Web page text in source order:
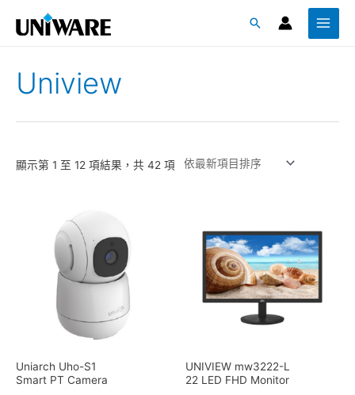
搜
Main
Menu
Uniview
顯示第 1 至 12 項結果，共 42 項
Uniarch Uho-S1
Smart PT Camera
UNIVIEW mw3222-L
22 LED FHD Monitor